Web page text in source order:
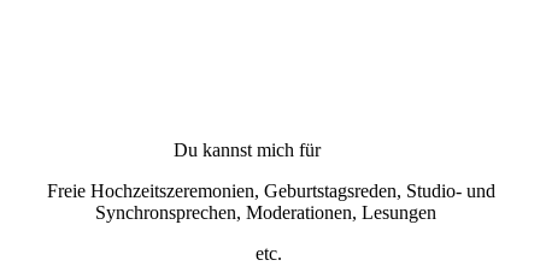
Du kannst mich für
Freie Hochzeitszeremonien, Geburtstagsreden, Studio- und
Synchronsprechen, Moderationen, Lesungen
etc.